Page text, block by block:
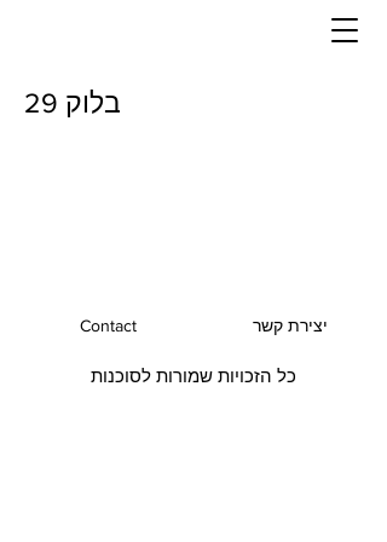
בלוק 29
Contact יצירת קשר
כל הזכויות שמורות לסוכנות